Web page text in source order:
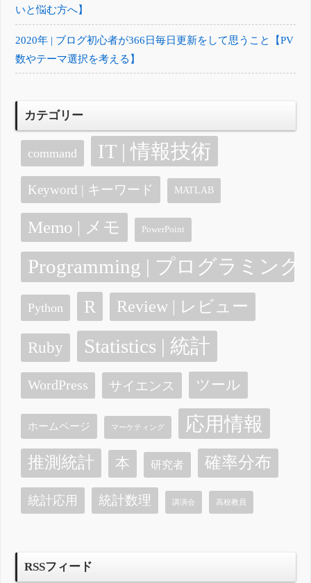
いと悩む方へ】
2020年 | ブログ初心者が366日毎日更新をして思うこと【PV
数やテーマ選択を考える】
カテゴリー
command IT | 情報技術
Keyword | キーワード MATLAB
Memo | メモ PowerPoint
Programming | プログラミング
Python R Review | レビュー
Ruby Statistics | 統計
WordPress サイエンス ツール
ホームページ マーケティング 応用情報
推測統計 本 研究者 確率分布
統計応用 統計数理 講演会 高校教員
RSSフィード